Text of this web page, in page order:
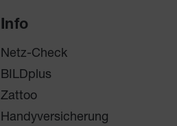
Info
Netz-Check
BILDplus
Zattoo
Handyversicherung